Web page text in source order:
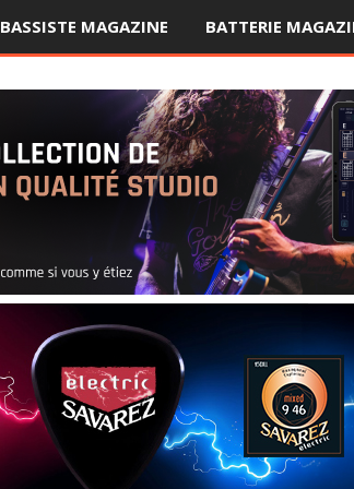
BASSISTE MAGAZINE BATTERIE